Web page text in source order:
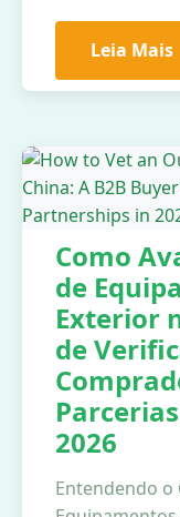
Leia Mais
Como
de
Exterior
de
2026
Entendendo o